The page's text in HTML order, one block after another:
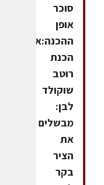
סוכר
אופן
ההכנה:אופן
הכנת
רוטב
שוקולד
לבן:
מבשלים
את
הציר
בקר